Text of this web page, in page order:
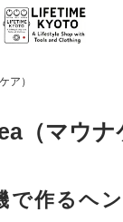
ア）
（マウナ
で作るヘ